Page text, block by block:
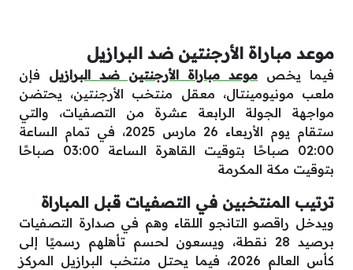
موعد مباراة الأرجنتين ضد البرازيل
فيما يخص موعد مباراة الأرجنتين ضد البرازيل فإن
ملعب مونيومينتال، معقل منتخب الأرجنتين، يحتضن
مواجهة الجولة الرابعة عشرة من التصفيات، والتي
ستقام يوم الأربعاء 26 مارس 2025، في تمام الساعة
02:00 صباحًا بتوقيت القاهرة الساعة 03:00 صباحًا
بتوقيت مكة المكرمة
ترتيب المنتخبين في التصفيات قبل المباراة
ويدخل راقصو التانجو اللقاء وهم في صدارة التصفيات
برصيد 28 نقطة، ويسعون لحسم تأهلهم رسميًا إلى
كأس العالم 2026، فيما يحتل منتخب البرازيل المركز